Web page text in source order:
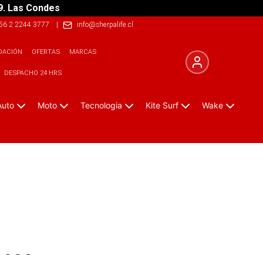
Las Condes
2 2244 3777 | info@sherpalife.cl
OFERTAS MARCAS
DESPACHO 24 HRS
Moto Tecnologia Kite Surf Wake